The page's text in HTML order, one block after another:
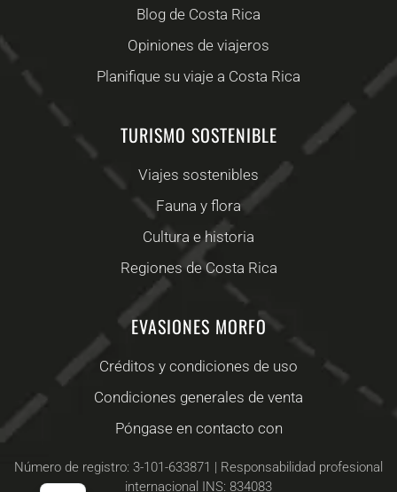
Blog de Costa Rica
Opiniones de viajeros
Planifique su viaje a Costa Rica
TURISMO SOSTENIBLE
Viajes sostenibles
Fauna y flora
Cultura e historia
Regiones de Costa Rica
EVASIONES MORFO
Créditos y condiciones de uso
Condiciones generales de venta
Póngase en contacto con
Número de registro: 3-101-633871 | Responsabilidad profesional
internacional INS: 834083